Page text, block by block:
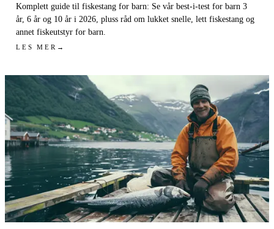
Komplett guide til fiskestang for barn: Se vår best-i-test for barn 3
år, 6 år og 10 år i 2026, pluss råd om lukket snelle, lett fiskestang og
annet fiskeutstyr for barn.
LES MER →